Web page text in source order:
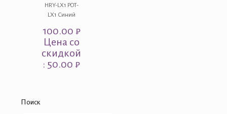
HRY-LX1 POT-
LX1 Синий
100.00 ₽
Цена со
скидкой
: 50.00 ₽
Поиск